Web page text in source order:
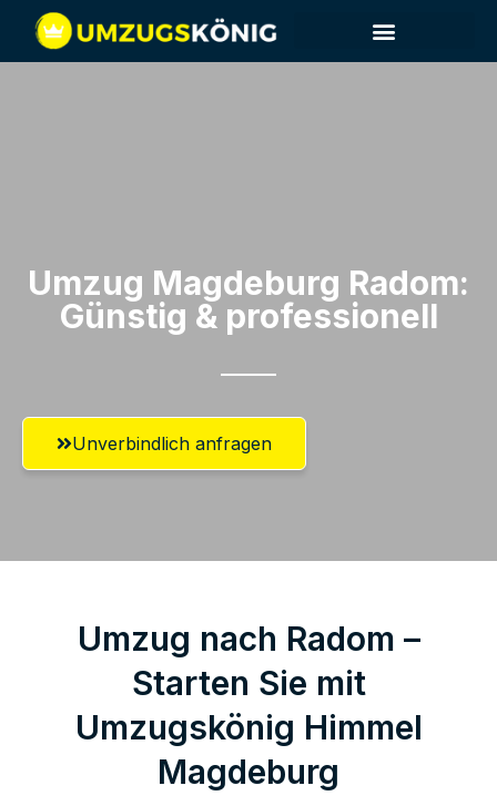
Umzug Magdeburg​ Radom:
Günstig & professionell​
Unverbindlich anfragen
Umzug nach Radom –
Starten Sie mit
Umzugskönig Himmel
Magdeburg